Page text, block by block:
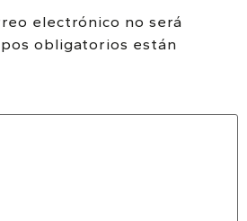
electrónico no será
obligatorios están